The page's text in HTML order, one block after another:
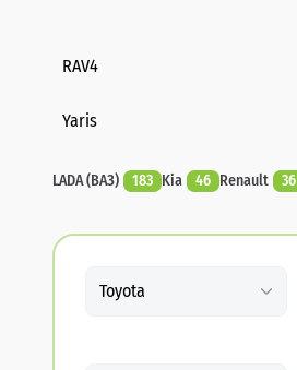
RAV4
Yaris
LADA (ВАЗ) 183 Kia 46 Renault 36
Toyota